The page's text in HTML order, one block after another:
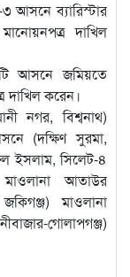
আসনে ব্যারিস্টার
দাখিল
আসনে জমিয়তে
দাখিল করেন।
নগর, বিশ্বনাথ)
(দক্ষিণ সুরমা,
ইসলাম, সিলেট-৪
মাওলানা আতাউর
মাওলানা
গোলাপগঞ্জ)